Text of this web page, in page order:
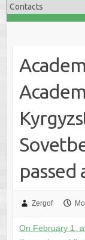
passed
Zergof
On February 1,